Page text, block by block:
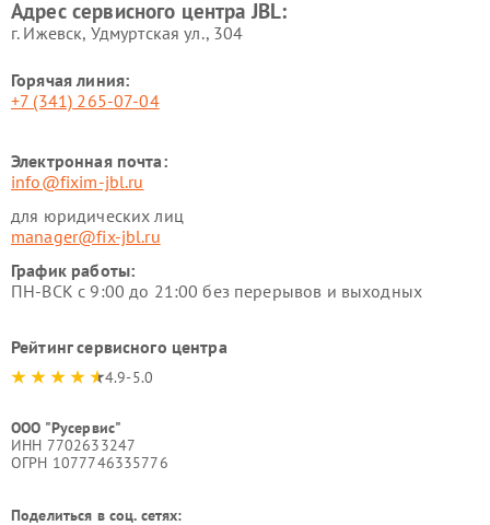
Адрес сервисного центра JBL:
г. Ижевск, Удмуртская ул., 304
Горячая линия:
+7 (341) 265-07-04
Электронная почта:
info@fixim-jbl.ru
для юридических лиц
manager@fix-jbl.ru
График работы:
ПН-ВСК с 9:00 до 21:00 без перерывов и выходных
Рейтинг сервисного центра
4.9-5.0
ООО "Русервис"
ИНН 7702633247
ОГРН 1077746335776
Поделиться в соц. сетях: